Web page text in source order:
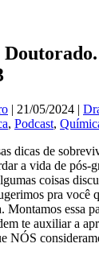
| 21/05/2024 |
, Podcast,
dicas de
a vida de pós-
coisas
pra você
Montamos essa
te auxiliar a
NÓS